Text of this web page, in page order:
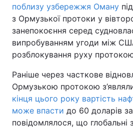
поблизу узбережжя Оману
з Ормузької протоки у
занепокоєння серед
випробуванням угоди між
розблокування руху
Раніше через часткове
Ормузькою протокою
кінця цього року вартість
може впасти до 60 доларів
повідомлялося, що глобальні